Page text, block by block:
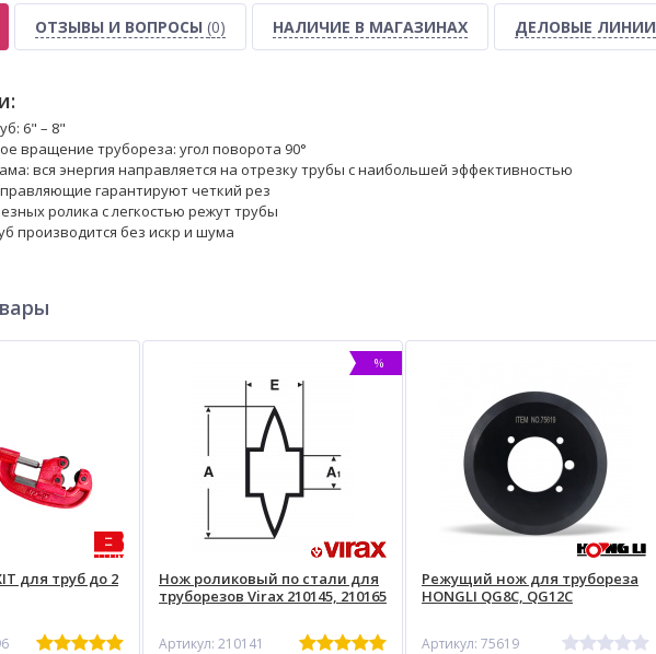
ОТЗЫВЫ И ВОПРОСЫ (0) НАЛИЧИЕ В МАГАЗИНАХ ДЕЛОВЫЕ ЛИНИИ
6" – 8"
вращение трубореза: угол поворота 90°
вся энергия направляется на отрезку трубы с наибольшей эффективностью
гарантируют четкий рез
ролика с легкостью режут тpубы
производится без искр и шума
для труб до 2
%
Нож роликовый по стали для
труборезов Virax 210145, 210165
Артикул: 210141
Режущий нож для трубореза
HONGLI QG8C, QG12C
Артикул: 75619